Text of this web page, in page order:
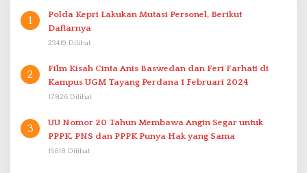
1
Polda Kepri Lakukan Mutasi Personel, Berikut
Daftarnya
23419 Dilihat
2
Film Kisah Cinta Anis Baswedan dan Feri Farhati di
Kampus UGM Tayang Perdana 1 Februari 2024
17826 Dilihat
3
UU Nomor 20 Tahun Membawa Angin Segar untuk
PPPK. PNS dan PPPK Punya Hak yang Sama
15618 Dilihat